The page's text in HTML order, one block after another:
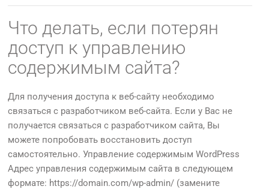
Что делать, если потерян
доступ к управлению
содержимым сайта?
Для получения доступа к веб-сайту необходимо
связаться с разработчиком веб-сайта. Если у Вас не
получается связаться с разработчиком сайта, Вы
можете попробовать восстановить доступ
самостоятельно. Управление содержимым WordPress
Адрес управления содержимым сайта в следующем
формате: https://domain.com/wp-admin/ (замените